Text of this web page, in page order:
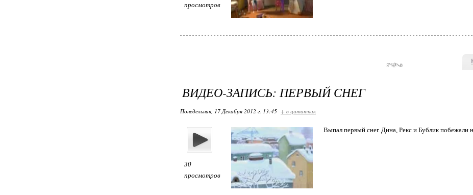
просмотров
ВИДЕО-ЗАПИСЬ: ПЕРВЫЙ СНЕГ
Понедельник, 17 Декабря 2012 г. 13:45 + в цитатник
30
просмотров
Выпал первый снег. Дина, Рекс и Бублик побежали